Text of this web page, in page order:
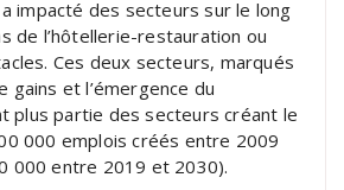
impacté des secteurs sur le long
de l’hôtellerie-restauration ou
Ces deux secteurs, marqués
et l’émergence du
plus partie des secteurs créant le
000 emplois créés entre 2009
000 entre 2019 et 2030).